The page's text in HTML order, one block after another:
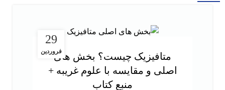
29
فروردینمتافیزیک چیست؟ بخش های
اصلی و مقایسه با علوم غریبه +
منبع کتاب